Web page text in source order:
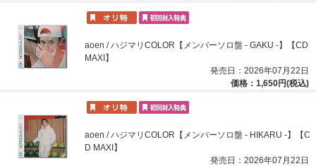
aoen / ハジマリCOLOR【メンバーソロ盤 - GAKU -】【CD
MAXI】
発売日：2026年07月22日
価格：1,650円(税込)
aoen / ハジマリCOLOR【メンバーソロ盤 - HIKARU -】【C
D MAXI】
発売日：2026年07月22日